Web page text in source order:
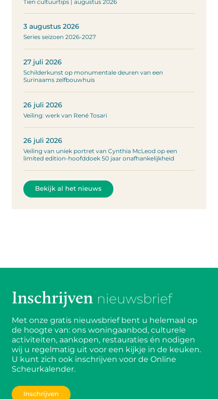
Tien cultuurtips | augustus 2026
3 augustus 2026
Series seizoen 2026-2027
27 juli 2026
Schilderkunst op monumentale deuren van een
Surinaams zelfbouwhuis
26 juli 2026
Veiling: werk van René Tosari
26 juli 2026
Veiling van uniek portret van Cynthia McLeod op een
limited edition-hoofddoek 50 jaar onafhankelijkheid
Bekijk al het nieuws
Inschrijven nieuwsbrief
Met onze gratis nieuwsbrief bent u helemaal op
de hoogte van: ons woningaanbod, culturele
activiteiten, aankopen, restauraties én nodigen
wij u regelmatig uit voor een kijkje in de keuken.
U kunt zich ook inschrijven voor de Online
Scheurkalender.
Inschrijven